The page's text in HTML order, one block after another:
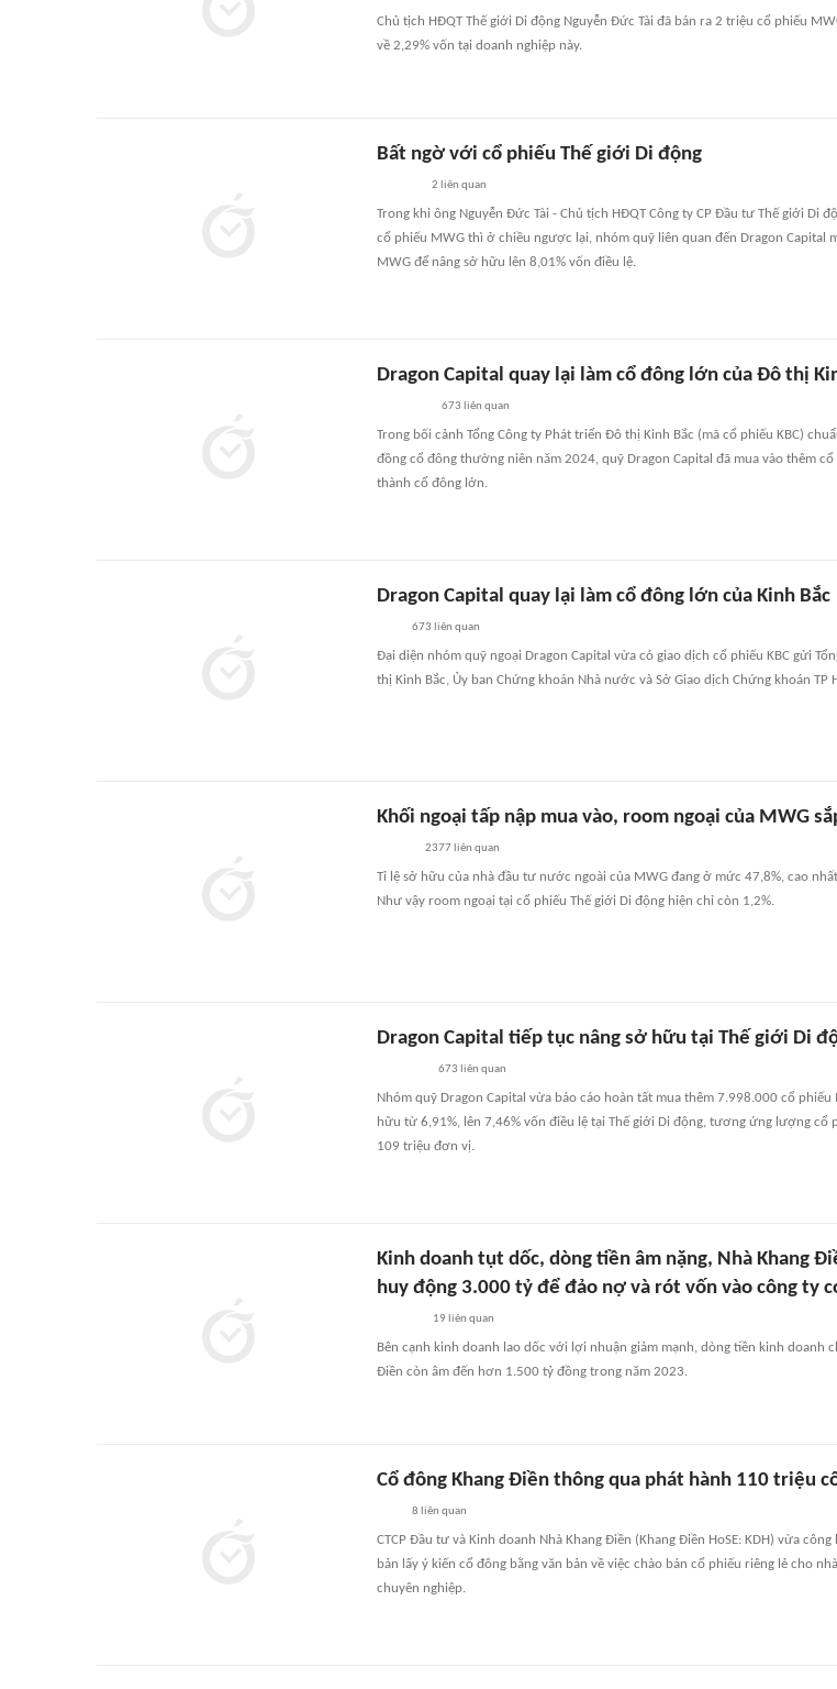
Chủ tịch HĐQT Thế giới Di động Nguyễn Đức Tài đã bán ra 2 triệu cổ phiếu
về 2,29% vốn tại doanh nghiệp này.
Bất ngờ với cổ phiếu Thế giới Di động
2 liên quan
Trong khi ông Nguyễn Đức Tài - Chủ tịch HĐQT Công ty CP Đầu tư Thế giới Di
cổ phiếu MWG thì ở chiều ngược lại, nhóm quỹ liên quan đến Dragon Capital
MWG để nâng sở hữu lên 8,01% vốn điều lệ.
Dragon Capital quay lại làm cổ đông lớn của Đô thị
673 liên quan
Trong bối cảnh Tổng Công ty Phát triển Đô thị Kinh Bắc (mã cổ phiếu KBC)
đồng cổ đông thường niên năm 2024, quỹ Dragon Capital đã mua vào thêm cổ
thành cổ đông lớn.
Dragon Capital quay lại làm cổ đông lớn của Kinh Bắc
673 liên quan
Đại diện nhóm quỹ ngoại Dragon Capital vừa có giao dịch cổ phiếu KBC gửi
thị Kinh Bắc, Ủy ban Chứng khoán Nhà nước và Sở Giao dịch Chứng khoán TP
Khối ngoại tấp nập mua vào, room ngoại của MWG
2377 liên quan
Tỉ lệ sở hữu của nhà đầu tư nước ngoài của MWG đang ở mức 47,8%, cao
Như vậy room ngoại tại cổ phiếu Thế giới Di động hiện chỉ còn 1,2%.
Dragon Capital tiếp tục nâng sở hữu tại Thế giới Di
673 liên quan
Nhóm quỹ Dragon Capital vừa báo cáo hoàn tất mua thêm 7.998.000 cổ phiếu
hữu từ 6,91%, lên 7,46% vốn điều lệ tại Thế giới Di động, tương ứng lượng cổ
109 triệu đơn vị.
Kinh doanh tụt dốc, dòng tiền âm nặng, Nhà Khang
huy động 3.000 tỷ để đảo nợ và rót vốn vào công ty
19 liên quan
Bên cạnh kinh doanh lao dốc với lợi nhuận giảm mạnh, dòng tiền kinh doanh
Điền còn âm đến hơn 1.500 tỷ đồng trong năm 2023.
Cổ đông Khang Điền thông qua phát hành 110 triệu
8 liên quan
CTCP Đầu tư và Kinh doanh Nhà Khang Điền (Khang Điền HoSE: KDH) vừa
bản lấy ý kiến cổ đông bằng văn bản về việc chào bán cổ phiếu riêng lẻ cho
chuyên nghiệp.